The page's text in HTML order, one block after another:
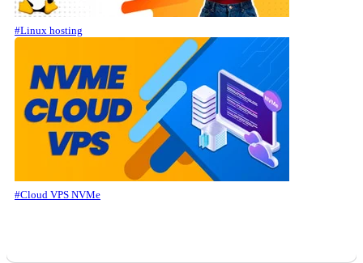
#Linux hosting
#Cloud VPS NVMe